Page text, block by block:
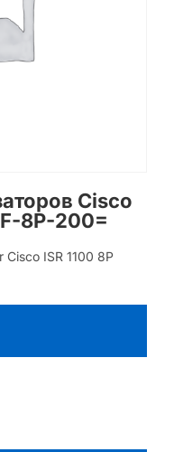
Cisco
8P-200=
ISR 1100 8P